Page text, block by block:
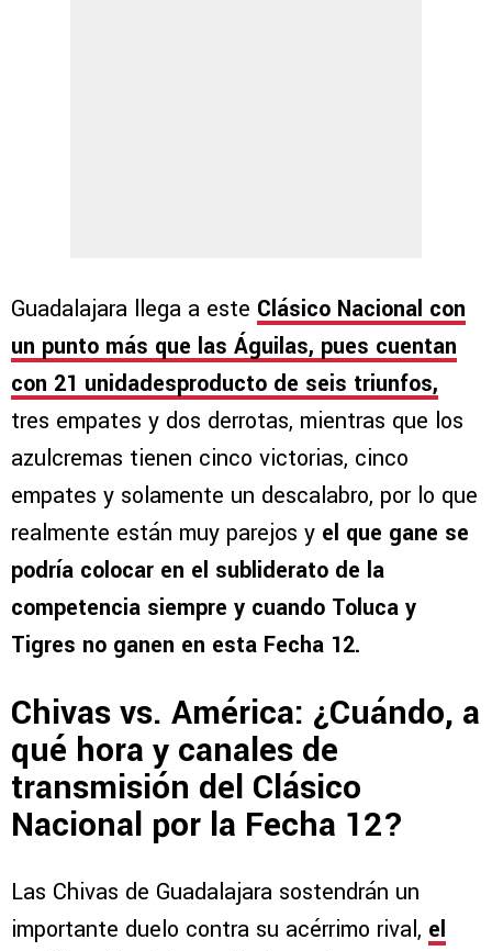
Guadalajara llega a este Clásico Nacional con
un punto más que las Águilas, pues cuentan
con 21 unidadesproducto de seis triunfos,
tres empates y dos derrotas, mientras que los
azulcremas tienen cinco victorias, cinco
empates y solamente un descalabro, por lo que
realmente están muy parejos y el que gane se
podría colocar en el subliderato de la
competencia siempre y cuando Toluca y
Tigres no ganen en esta Fecha 12.
Chivas vs. América: ¿Cuándo, a
qué hora y canales de
transmisión del Clásico
Nacional por la Fecha 12?
Las Chivas de Guadalajara sostendrán un
importante duelo contra su acérrimo rival, el